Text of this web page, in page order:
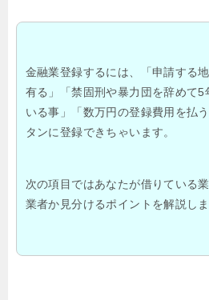
金融業登録するには、「申請する
有る」「禁固刑や暴力団を辞めて5
いる事」「数万円の登録費用を払
タンに登録できちゃいます。
次の項目ではあなたが借りている
業者か見分けるポイントを解説しま